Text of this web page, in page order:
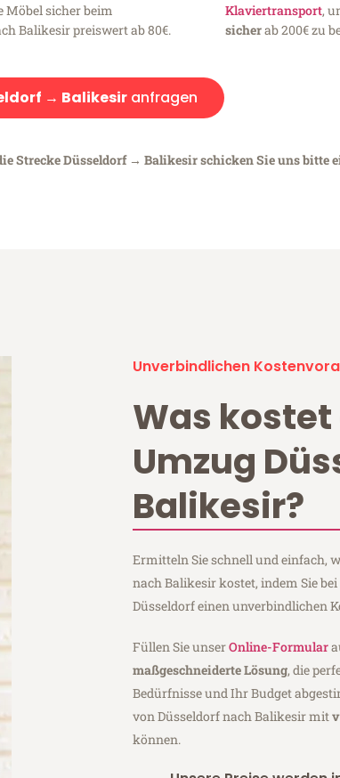
sicher beim
Balikesir preiswert ab 80€.
Klaviertransport,
sicherab 200€ zu
→ Balikesir anfragen
Strecke Düsseldorf → Balikesir schicken Sie uns bitte
Unverbindlichen
Was kostet
Umzug
Balikesir?
Ermitteln Sie schnell und einfach,
nach Balikesir kostet, indem Sie
Düsseldorf einen unverbindlichen
Füllen Sie unserOnline-Formular
maßgeschneiderte Lösung, die
Bedürfnisse und Ihr Budget
von Düsseldorf nach Balikesir mit
können.